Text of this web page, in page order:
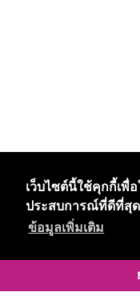
เว็บไซต์นี้ใช้คุกกี้เพื่
ประสบการณ์ที่ดีที่สุด
ข้อมูลเพิ่มเติม